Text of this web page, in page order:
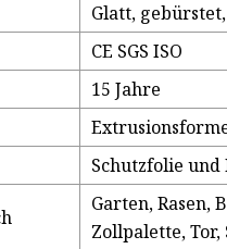
Glatt,
CE SGS ISO
15 Jahre
Schutzfolie und
Garten, Rasen,
Zollpalette, Tor,